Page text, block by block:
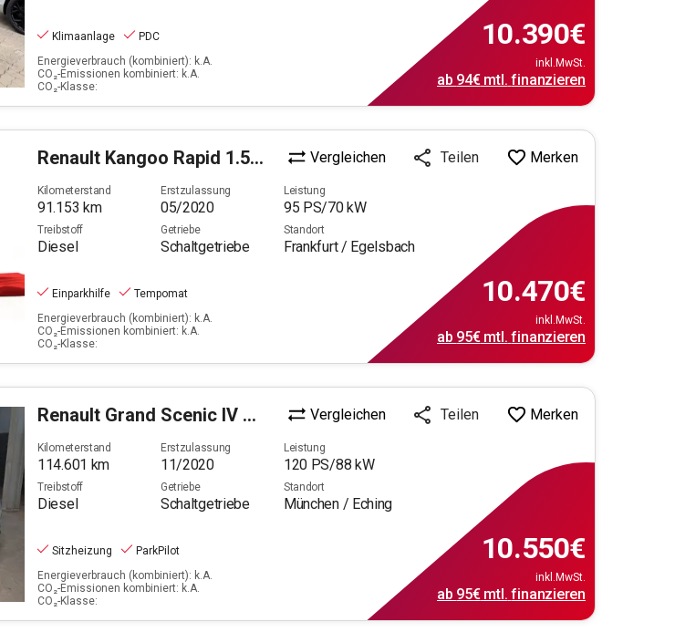
Klimaanlage
PDC
Energieverbrauch (kombiniert): k.A.
CO₂-Emissionen kombiniert: k.A.
CO₂-Klasse:
10.390€
inkl.MwSt.
ab 94€mtl. finanzieren
Renault Kangoo Rapid 1.5 BLUE dCi 95 FAP Maxi Extra (EURO Vergleichen Teilen Merken
Kilometerstand
91.153 km
Erstzulassung
05/2020
Leistung
95 PS/70kW
Treibstoff
Diesel
Getriebe
Schaltgetriebe
Standort
Frankfurt / Egelsbach
Einparkhilfe
Tempomat
Energieverbrauch (kombiniert): k.A.
CO₂-Emissionen kombiniert: k.A.
CO₂-Klasse:
10.470€
inkl.MwSt.
ab 95€mtl. finanzieren
Renault Grand Scenic IV 1.7 BLUE dCi 120 Grand Business Vergleichen Teilen Merken
Kilometerstand
114.601 km
Erstzulassung
11/2020
Leistung
120 PS/88 kW
Treibstoff
Diesel
Getriebe
Schaltgetriebe
Standort
München / Eching
Sitzheizung
ParkPilot
Energieverbrauch (kombiniert): k.A.
CO₂-Emissionen kombiniert: k.A.
CO₂-Klasse:
10.550€
inkl.MwSt.
ab 95€mtl. finanzieren